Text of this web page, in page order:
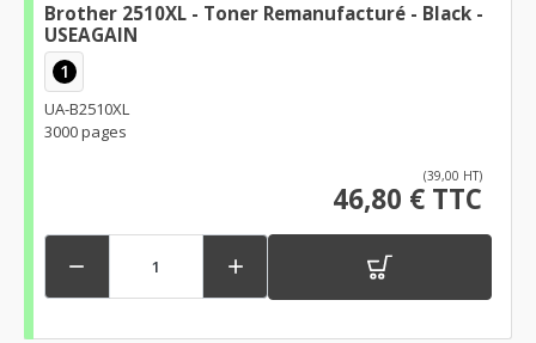
Brother 2510XL - Toner Remanufacturé - Black -
USEAGAIN
1
UA-B2510XL
3000 pages
(39,00 HT)
46,80 € TTC
 